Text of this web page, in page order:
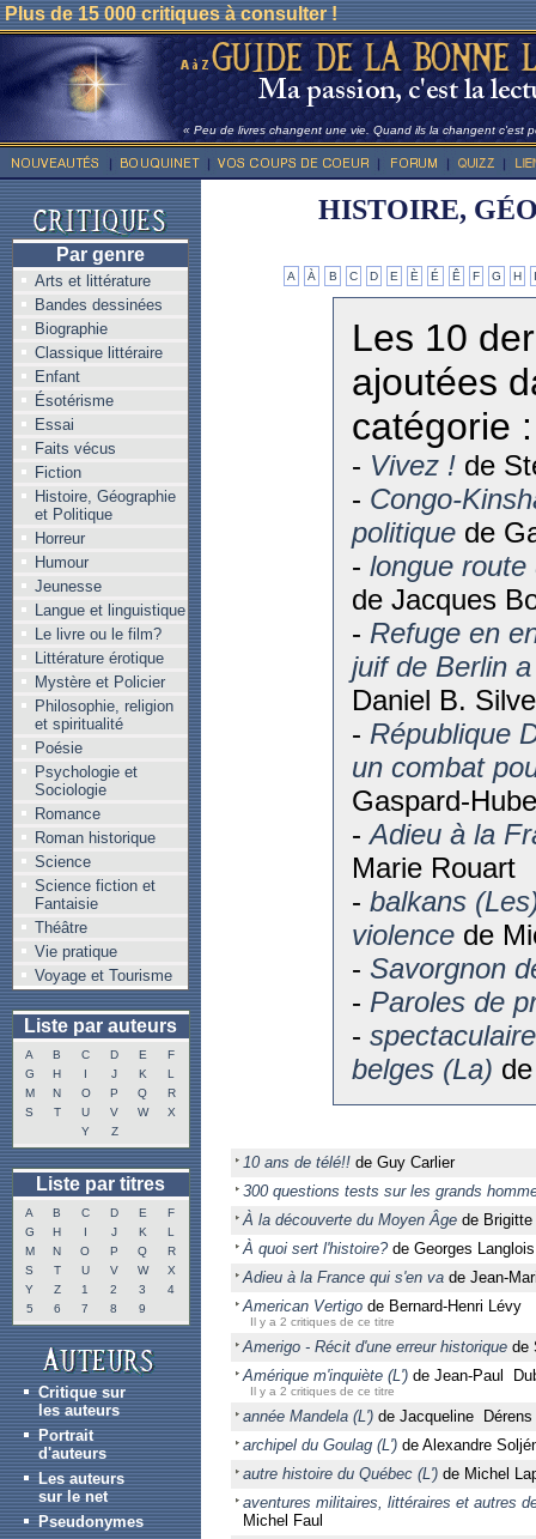
Plus de 15 000 critiques à consulter !
« Peu de livres changent une vie. Quand ils la changent c'est
Par genre
Arts et littérature
Bandes dessinées
Biographie
Classique littéraire
Enfant
Ésotérisme
Essai
Faits vécus
Fiction
Histoire, Géographie
et Politique
Horreur
Humour
Jeunesse
Langue et linguistique
Le livre ou le film?
Littérature érotique
Mystère et Policier
Philosophie, religion
et spiritualité
Poésie
Psychologie et
Sociologie
Romance
Roman historique
Science
Science fiction et
Fantaisie
Théâtre
Vie pratique
Voyage et Tourisme
Liste par auteurs
A B C D E
F
G
H I J K
L
M
N O P Q
R
S
T U V W
X
Y
Z
Liste par titres
A B C D E
F
G
H I J K
L
M
N O P Q
R
S
T U V W
X
Y
Z 1 2 3
4
5
6 7 8 9
Critique sur
les auteurs
Portrait
d'auteurs
Les auteurs
sur le net
Pseudonymes
HISTOIRE,
A À B C D E È É Ê F G H
Les 10
ajoutées
catégorie :
- Vivez !de
- Congo-
politiquede
- longue
de Jacques
- Refuge en
juif de Berlin
Daniel B.
- République
un combat
Gaspard-
-Adieu à la
Marie Rouart
- balkans
violencede
- Savorgnon
- Paroles de
-
belges (La)
10 ans de télé!! de Guy Carlier
300 questions tests sur les grands
À la découverte du Moyen Âge de Brigitte
À quoi sert l'histoire?de Georges Langlois
Adieu à la France qui s'en va de Jean-
American Vertigo de Bernard-Henri Lévy
Il y a 2 critiques de ce titre
Amerigo - Récit d'une erreur historique de
Amérique m'inquiète (L') de Jean-Paul
Il y a 2 critiques de ce titre
année Mandela (L') de Jacqueline Dérens
archipel du Goulag (L') de Alexandre
autre histoire du Québec (L') de Michel
aventures militaires, littéraires et autres
Michel Faul